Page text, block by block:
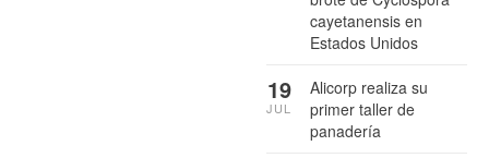
cayetanensis en
Estados Unidos
Alicorp realiza su
primer taller de
panadería
19
JUL